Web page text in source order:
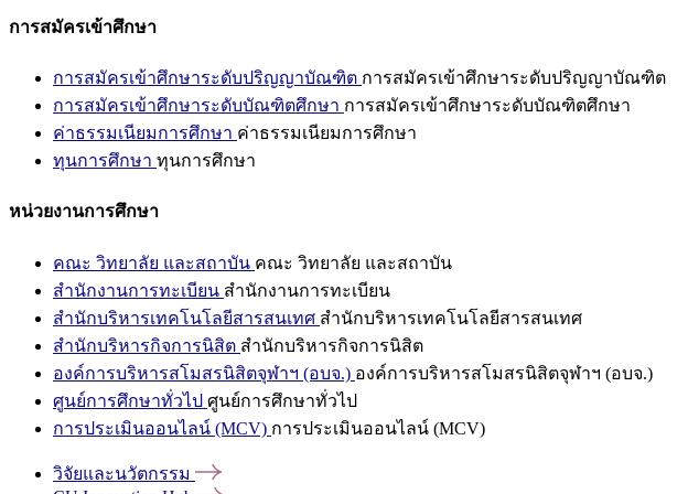
การสมัครเข้าศึกษา
การสมัครเข้าศึกษาระดับปริญญาบัณฑิต การสมัครเข้าศึกษาระดับปริญญาบัณฑิต
การสมัครเข้าศึกษาระดับบัณฑิตศึกษา การสมัครเข้าศึกษาระดับบัณฑิตศึกษา
ค่าธรรมเนียมการศึกษา ค่าธรรมเนียมการศึกษา
ทุนการศึกษา ทุนการศึกษา
หน่วยงานการศึกษา
คณะ วิทยาลัย และสถาบัน คณะ วิทยาลัย และสถาบัน
สำนักงานการทะเบียน สำนักงานการทะเบียน
สำนักบริหารเทคโนโลยีสารสนเทศ สำนักบริหารเทคโนโลยีสารสนเทศ
สำนักบริหารกิจการนิสิต สำนักบริหารกิจการนิสิต
องค์การบริหารสโมสรนิสิตจุฬาฯ (อบจ.) องค์การบริหารสโมสรนิสิตจุฬาฯ (อบจ.)
ศูนย์การศึกษาทั่วไป ศูนย์การศึกษาทั่วไป
การประเมินออนไลน์ (MCV) การประเมินออนไลน์ (MCV)
วิจัยและนวัตกรรม